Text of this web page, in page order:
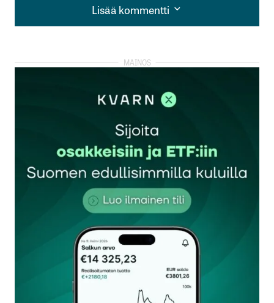
Lisää kommentti
Lisää kommentti
kirjautua
rekisteröityä
Sähköpostiosoitettasi ei julkaista.Pakolliset
kentät on merkitty*
Kommentti*